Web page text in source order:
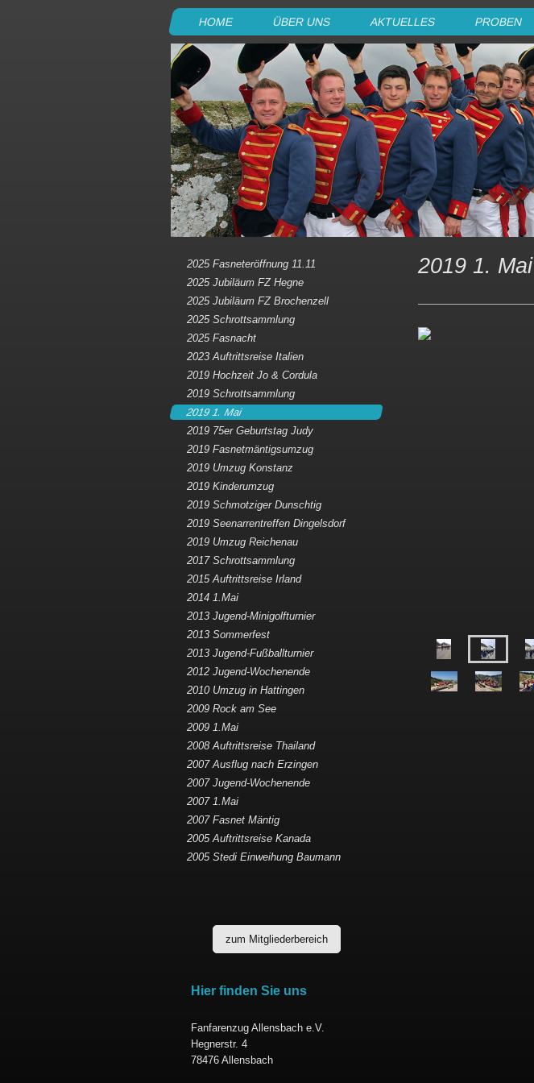
HOME ÜBER UNS AKTUELLES PROBEN
2019 1. Mai
2025 Fasneteröffnung 11.11
2025 Jubiläum FZ Hegne
2025 Jubiläum FZ Brochenzell
2025 Schrottsammlung
2025 Fasnacht
2023 Auftrittsreise Italien
2019 Hochzeit Jo & Cordula
2019 Schrottsammlung
2019 1. Mai
2019 75er Geburtstag Judy
2019 Fasnetmäntigsumzug
2019 Umzug Konstanz
2019 Kinderumzug
2019 Schmotziger Dunschtig
2019 Seenarrentreffen Dingelsdorf
2019 Umzug Reichenau
2017 Schrottsammlung
2015 Auftrittsreise Irland
2014 1.Mai
2013 Jugend-Minigolfturnier
2013 Sommerfest
2013 Jugend-Fußballturnier
2012 Jugend-Wochenende
2010 Umzug in Hattingen
2009 Rock am See
2009 1.Mai
2008 Auftrittsreise Thailand
2007 Ausflug nach Erzingen
2007 Jugend-Wochenende
2007 1.Mai
2007 Fasnet Mäntig
2005 Auftrittsreise Kanada
2005 Stedi Einweihung Baumann
zum Mitgliederbereich
Hier finden Sie uns
Fanfarenzug Allensbach e.V.
Hegnerstr. 4
78476 Allensbach